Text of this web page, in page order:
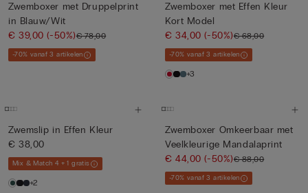
Zwemboxer met Druppelprint
in Blauw/Wit
€ 39,00(-50%)€ 78,00
-70% vanaf 3 artikelen
Zwemboxer met Effen Kleur
Kort Model
€ 34,00(-50%)€ 68,00
-70% vanaf 3 artikelen
+3
Zwemslip in Effen Kleur
€ 38,00
Mix & Match 4 + 1 gratis
+2
Zwemboxer Omkeerbaar met
Veelkleurige Mandalaprint
€ 44,00(-50%)€ 88,00
-70% vanaf 3 artikelen